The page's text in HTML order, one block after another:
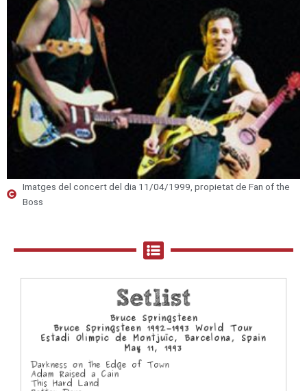
Imatges del concert del dia 11/04/1999, propietat de Fan of the
Boss